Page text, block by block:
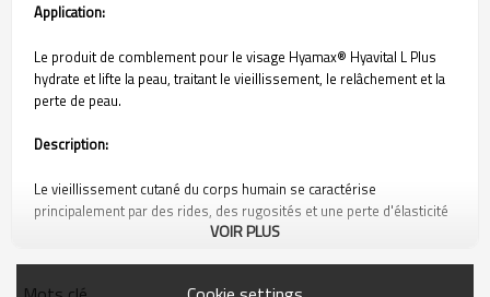
Application:
Le produit de comblement pour le visage Hyamax® Hyavital L Plus
hydrate et lifte la peau, traitant le vieillissement, le relâchement et la
perte de peau.
Description:
Le vieillissement cutané du corps humain se caractérise
principalement par des rides, des rugosités et une perte d'élasticité
dues à la perte d'acide hyaluronique et de collagène dans la couche
VOIR PLUS